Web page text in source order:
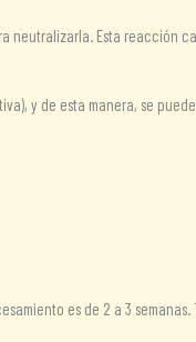
neutralizarla. Esta reacción
y de esta manera, se
es de 2 a 3